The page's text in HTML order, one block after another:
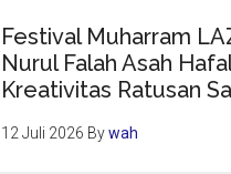
Festival Muharram
Nurul Falah Asah
Kreativitas Ratusan
12 Juli 2026 Bywah